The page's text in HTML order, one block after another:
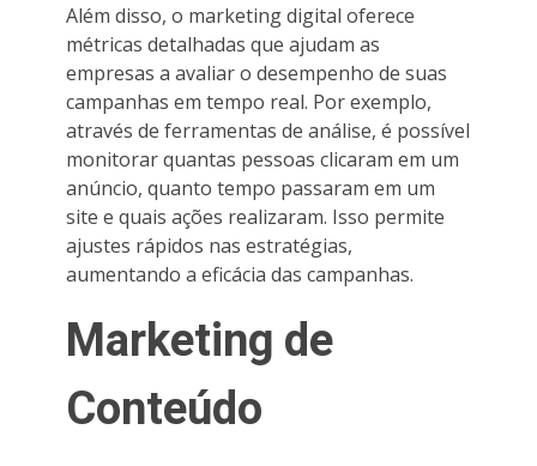
Além disso, o marketing digital oferece
métricas detalhadas que ajudam as
empresas a avaliar o desempenho de suas
campanhas em tempo real. Por exemplo,
através de ferramentas de análise, é possível
monitorar quantas pessoas clicaram em um
anúncio, quanto tempo passaram em um
site e quais ações realizaram. Isso permite
ajustes rápidos nas estratégias,
aumentando a eficácia das campanhas.
Marketing de
Conteúdo